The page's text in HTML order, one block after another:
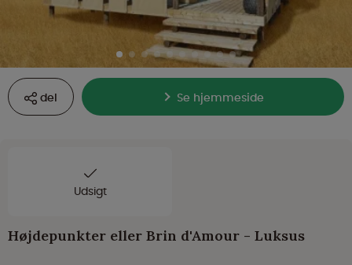
del Se hjemmeside
Udsigt
Højdepunkter eller Brin d'Amour - Luksus